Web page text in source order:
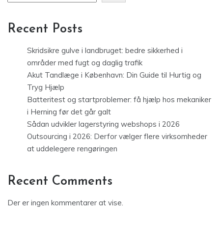
Recent Posts
Skridsikre gulve i landbruget: bedre sikkerhed i
områder med fugt og daglig trafik
Akut Tandlæge i København: Din Guide til Hurtig og
Tryg Hjælp
Batteritest og startproblemer: få hjælp hos mekaniker
i Herning før det går galt
Sådan udvikler lagerstyring webshops i 2026
Outsourcing i 2026: Derfor vælger flere virksomheder
at uddelegere rengøringen
Recent Comments
Der er ingen kommentarer at vise.